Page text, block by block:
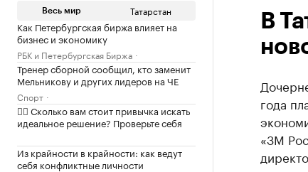
Весь мир Татарстан
Как Петербургская биржа влияет на
бизнес и экономику
РБК и Петербургская Биржа
Тренер сборной сообщил, кто заменит
Мельникову и других лидеров на ЧЕ
Спорт
✍🏻 Сколько вам стоит привычка искать
идеальное решение? Проверьте себя
Из крайности в крайности: как ведут
себя конфликтные личности
В
года
«3М